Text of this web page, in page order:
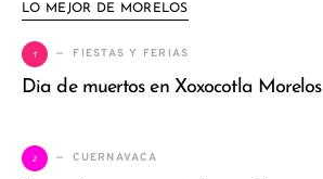
LO MEJOR DE MORELOS
1 FIESTAS Y FERIAS
Dia de muertos en Xoxocotla Morelos
2 CUERNAVACA